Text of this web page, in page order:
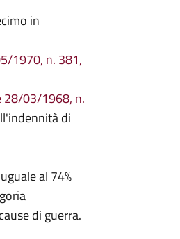
in
1970, n. 381,
28/03/1968, n.
di
al 74%
di guerra.